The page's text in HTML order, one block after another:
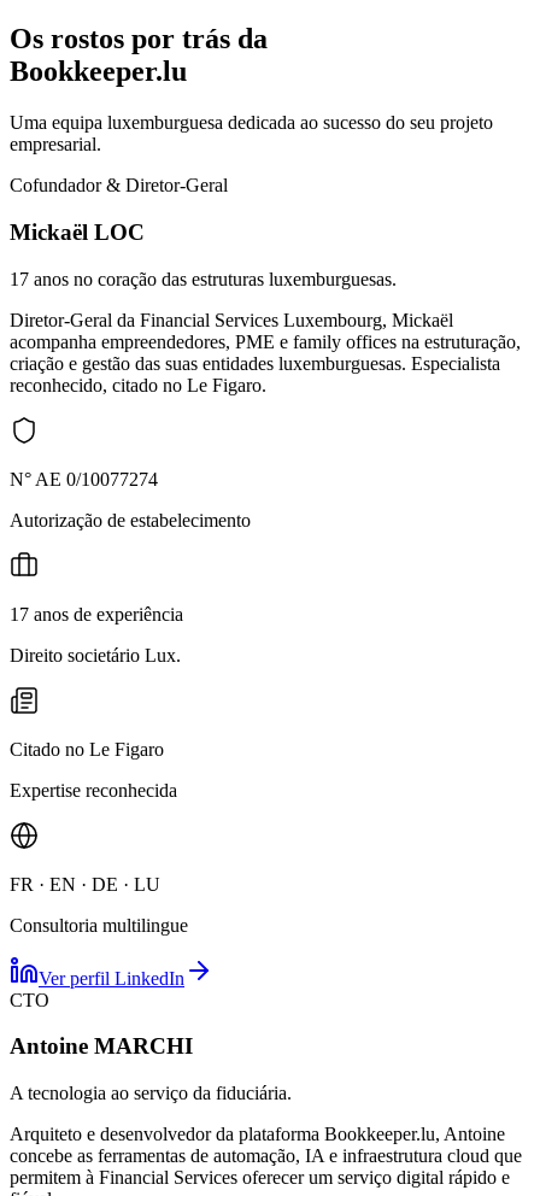
Os rostos por trás da
Bookkeeper.lu
Uma equipa luxemburguesa dedicada ao sucesso do seu projeto
empresarial.
Cofundador & Diretor-Geral
Mickaël LOC
17 anos no coração das estruturas luxemburguesas.
Diretor-Geral da Financial Services Luxembourg, Mickaël
acompanha empreendedores, PME e family offices na estruturação,
criação e gestão das suas entidades luxemburguesas. Especialista
reconhecido, citado no Le Figaro.
N° AE 0/10077274
Autorização de estabelecimento
17 anos de experiência
Direito societário Lux.
Citado no Le Figaro
Expertise reconhecida
FR · EN · DE · LU
Consultoria multilingue
Ver perfil LinkedIn
CTO
Antoine MARCHI
A tecnologia ao serviço da fiduciária.
Arquiteto e desenvolvedor da plataforma Bookkeeper.lu, Antoine
concebe as ferramentas de automação, IA e infraestrutura cloud que
permitem à Financial Services oferecer um serviço digital rápido e